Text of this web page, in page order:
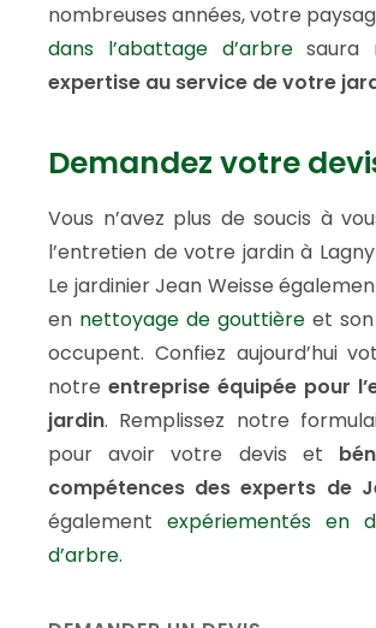
nombreuses années, votre
dans l’abattage d’arbresaura
expertise au service de votre
Demandez votre
Vous n’avez plus de soucis à
l’entretien de votre jardin à
Le jardinier Jean Weisse
en nettoyage de gouttière et son
occupent. Confiez aujourd’hui
notre entreprise équipée pour
jardin. Remplissez notre
pour avoir votre devis et
compétences des experts de
également expériementés en
d’arbre.